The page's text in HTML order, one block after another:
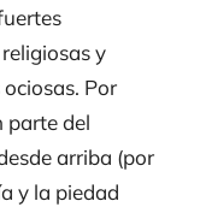
y
Por
parte del
arriba (por
y la piedad